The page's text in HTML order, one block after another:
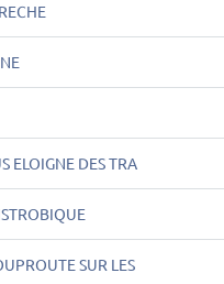
ELOIGNE DES TRA
SUR LES